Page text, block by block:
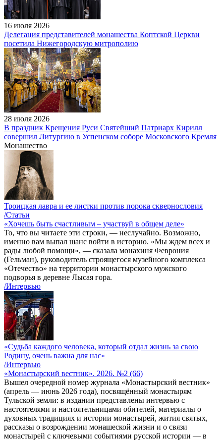
16 июля 2026
Делегация представителей монашества Коптской Церкви
посетила Нижегородскую митрополию
28 июля 2026
В праздник Крещения Руси Святейший Патриарх Кирилл
совершил Литургию в Успенском соборе Московского Кремля
Монашество
Троицкая лавра и ее листки против порока сквернословия
/Статьи
«Хочешь быть счастливым – участвуй в общем деле»
То, что вы читаете эти строки, — неслучайно. Возможно,
именно вам выпал шанс войти в историю. «Мы ждем всех и
рады любой помощи», — сказала монахиня Феврония
(Гельман), руководитель строящегося музейного комплекса
«Отечество» на территории монастырского мужского
подворья в деревне Лысая гора.
/Интервью
«Судьба каждого человека, который отдал жизнь за свою
Родину, очень важна для нас»
/Интервью
«Монастырский вестник». 2026. №2 (66)
Вышел очередной номер журнала «Монастырский вестник»
(апрель — июнь 2026 года), посвящённый монастырям
Тульской земли: в издании представлены интервью с
настоятелями и настоятельницами обителей, материалы о
духовных традициях и истории монастырей, жития святых,
рассказы о возрождении монашеской жизни и о связи
монастырей с ключевыми событиями русской истории — в